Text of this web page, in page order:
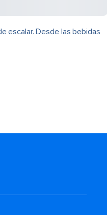
escalar. Desde las bebidas